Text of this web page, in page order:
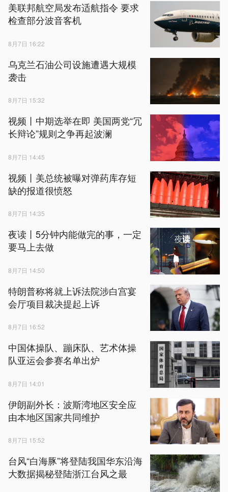
美联邦航空局发布适航指令 要求
检查部分波音客机
8月7日 16:22
乌克兰石油公司设施遭遇大规模
袭击
8月7日 15:32
视频丨中期选举在即 美国两党“冗
长辩论”规则之争再起波澜
8月7日 14:45
视频丨美总统被曝对弹药库存短
缺的报道很愤怒
8月7日 14:35
夜读丨5分钟内能做完的事，一定
要马上去做
8月7日 14:50
特朗普称将就上诉法院涉白宫宴
会厅项目裁决提起上诉
8月7日 16:52
中国体操队、蹦床队、艺术体操
队亚运会参赛名单出炉
8月7日 14:01
伊朗副外长：波斯湾地区安全应
由本地区国家共同维护
8月7日 15:52
台风“白海豚”将登陆我国华东沿海
大数据揭秘登陆浙江台风之最